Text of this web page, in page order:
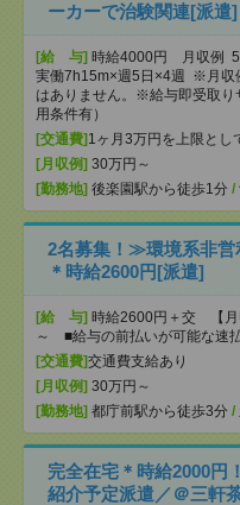
ーカーで治験関連[派遣]
[給 与] 時給4000円 月収例
実働7h15m×週5日×4週 ※月収
はありません。※給与即受取り
用条件有）
[交通費] 1ヶ月3万円を上限とし
[月収例] 30万円～
[勤務地] 後楽園駅から徒歩1分 /
2名募集！≫環境系非
＊時給2600円[派遣]
[給 与] 時給2600円＋交 【月
～ ■給与の前払いが可能な速
[交通費]交通費支給あり
[月収例] 30万円～
[勤務地] 都庁前駅から徒歩3分 /
完全在宅＊時給2000円
紹介予定派遣／＠三軒